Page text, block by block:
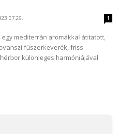
1
mediterrán aromákkal átitatott,
fűszerkeverék, friss
különleges harmóniájával